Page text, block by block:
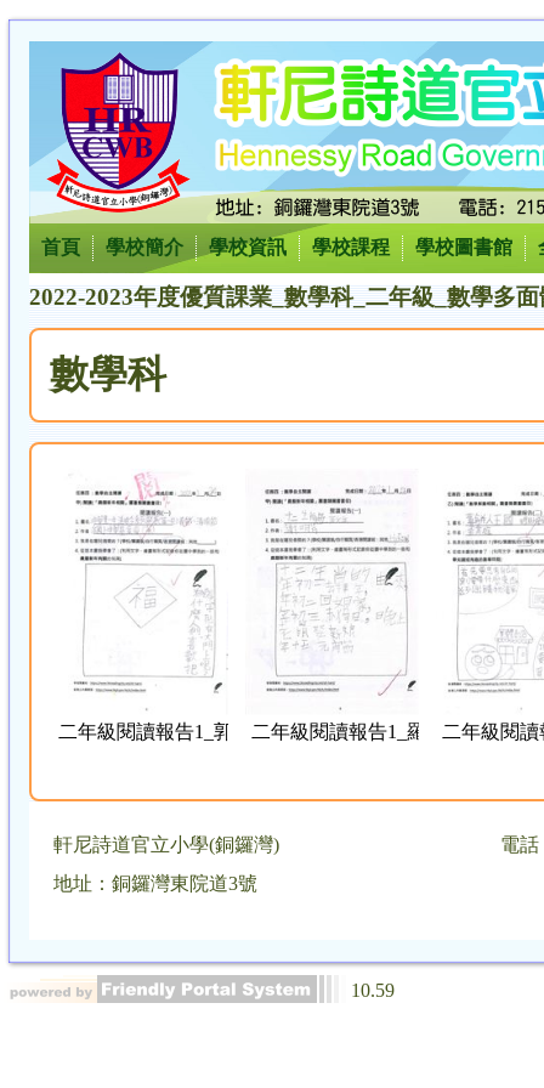
首頁 學校簡介 學校資訊 學校課程 學校圖書館
2022-2023年度優質課業_數學科_二年級_數學多面
數學科
二年級閱讀報告1_郭心煣二年級閱讀報告1_羅子晴二年級閱
軒尼詩道官立小學(銅鑼灣)
電話
地址：銅鑼灣東院道3號
10.59